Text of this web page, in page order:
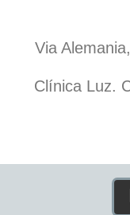
Via
Clínica Luz.